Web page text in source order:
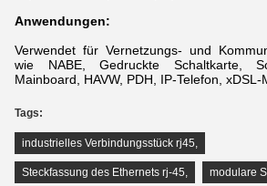
Anwendungen:
Verwendet für Vernetzungs- und
wie NABE, Gedruckte Schaltkarte,
Mainboard, HAVW, PDH, IP-Telefon, xDSL-
Tags:
industrielles Verbindungsstück rj45,
Steckfassung des Ethernets rj-45, modulare